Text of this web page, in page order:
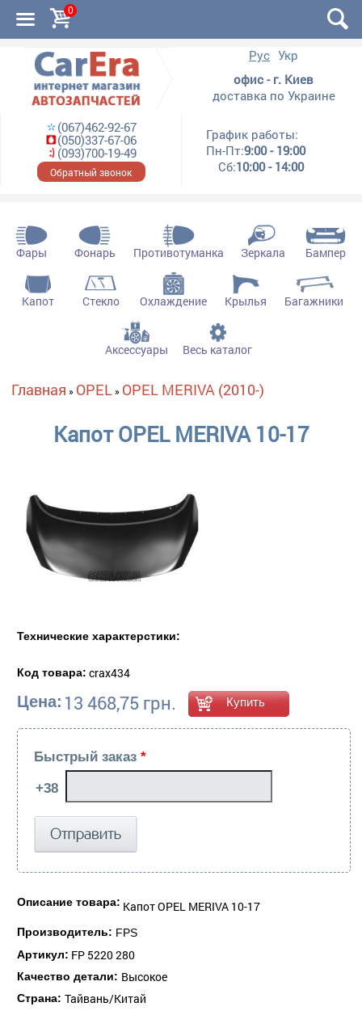
0
Рус Укр
офис - г. Киев
доставка по Украине
(067)462-92-67
(050)337-67-06
(093)700-19-49
Обратный звонок
График работы:
Пн-Пт:9:00 - 19:00
Сб:10:00 - 14:00
Фары Фонарь Противотуманка Зеркала Бампер
Капот Стекло Охлаждение Крылья Багажники
Аксессуары Весь каталог
Вы здесь
Главная » OPEL» OPEL MERIVA (2010-)
Капот OPEL MERIVA 10-17
Технические характерстики:
Код товара: crax434
Цена: 13 468,75 грн.
Быстрый заказ *
Описание товара: Капот OPEL MERIVA 10-17
Производитель: FPS
Артикул: FP 5220 280
Качество детали: Высокое
Страна: Тайвань/Китай